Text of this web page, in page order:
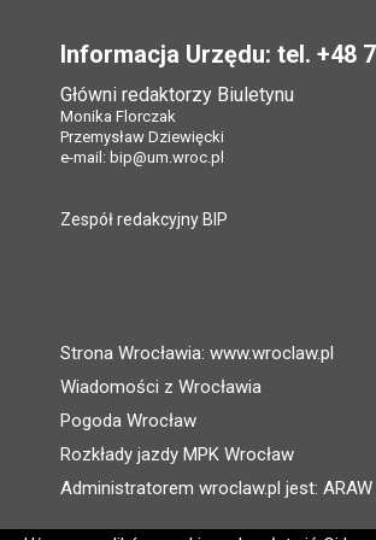
Informacja Urzędu: tel. +48
Główni redaktorzy Biuletynu
Monika Florczak
Przemysław Dziewięcki
e-mail: bip@um.wroc.pl
Zespół redakcyjny BIP
Strona Wrocławia: www.wroclaw.pl
Wiadomości z Wrocławia
Pogoda Wrocław
Rozkłady jazdy MPK Wrocław
Administratorem wroclaw.pl jest: ARAW